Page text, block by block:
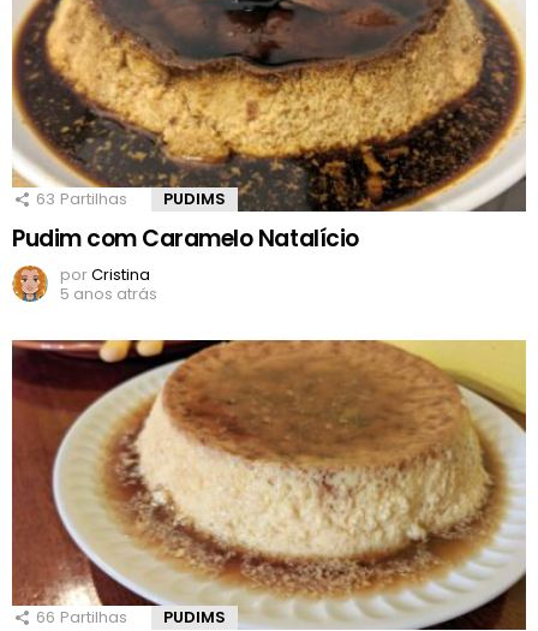
63 Partilhas PUDIMS
Pudim com Caramelo Natalício
porCristina
5 anos atrás
66 Partilhas PUDIMS